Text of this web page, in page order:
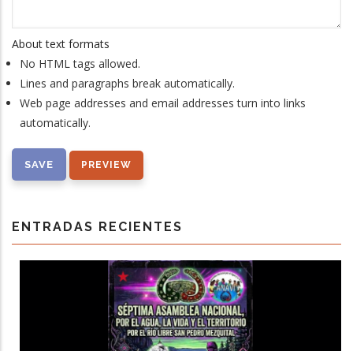
About text formats
No HTML tags allowed.
Lines and paragraphs break automatically.
Web page addresses and email addresses turn into links
automatically.
ENTRADAS RECIENTES